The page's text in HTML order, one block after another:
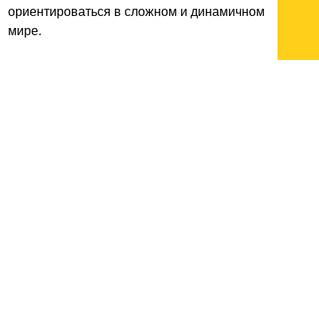
ориентироваться в сложном и динамичном
мире.